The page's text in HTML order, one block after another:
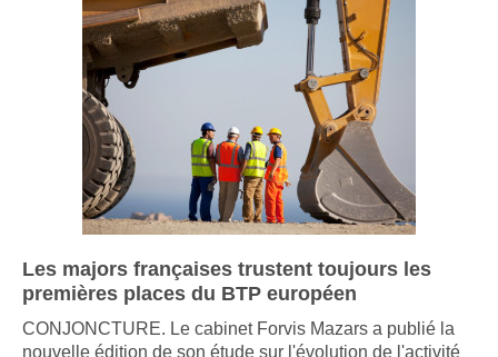
Les majors françaises trustent toujours les
premières places du BTP européen
CONJONCTURE. Le cabinet Forvis Mazars a publié la